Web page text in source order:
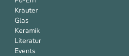
Kräuter
Glas
Keramik
Literatur
Events